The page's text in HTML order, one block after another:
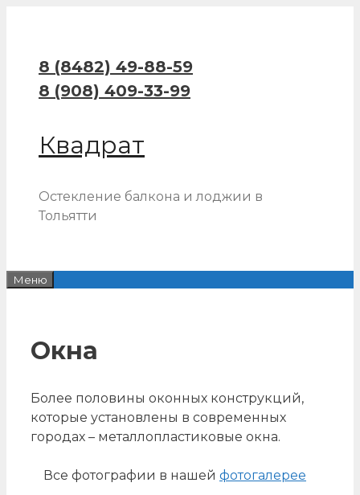
8 (8482) 49-88-59
8 (908) 409-33-99
Квадрат
Остекление балкона и лоджии в
Тольятти
Меню
Окна
Более половины оконных конструкций,
которые установлены в современных
городах – металлопластиковые окна.
Все фотографии в нашей фотогалерее